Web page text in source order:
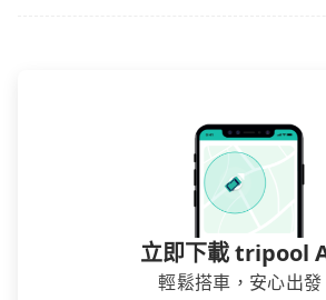
立即下載 tripool
輕鬆搭車，安心出發